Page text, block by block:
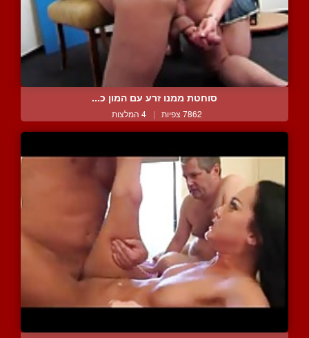
סוחטת ממנו זרע עם המון כ...
7862 צפיות | 4 המלצות